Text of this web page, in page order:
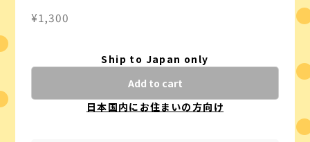
¥1,300
Ship to Japan only
Add to cart
日本国内にお住まいの方向け